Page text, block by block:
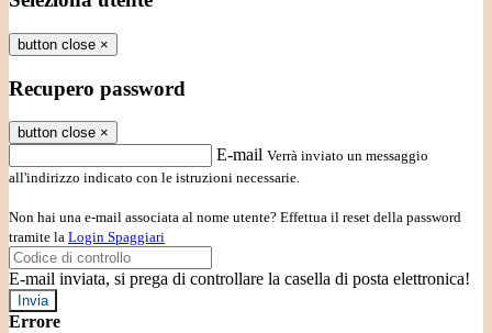
button close ×
Recupero password
button close ×
E-mail Verrà inviato un messaggio
all'indirizzo indicato con le istruzioni necessarie.
Non hai una e-mail associata al nome utente? Effettua il reset della password
tramite la Login Spaggiari
E-mail inviata, si prega di controllare la casella di posta elettronica!
Errore